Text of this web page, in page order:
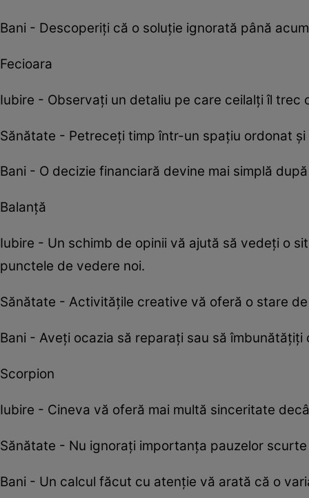
Bani - Descoperiți că o soluție ignorată până
Fecioara
Iubire - Observați un detaliu pe care ceilalți îl
Sănătate - Petreceți timp într-un spațiu ordonat
Bani - O decizie financiară devine mai simplă
Balanță
Iubire - Un schimb de opinii vă ajută să vedeți o
punctele de vedere noi.
Sănătate - Activitățile creative vă oferă o stare
Bani - Aveți ocazia să reparați sau să
Scorpion
Iubire - Cineva vă oferă mai multă sinceritate
Sănătate - Nu ignorați importanța pauzelor
Bani - Un calcul făcut cu atenție vă arată că o